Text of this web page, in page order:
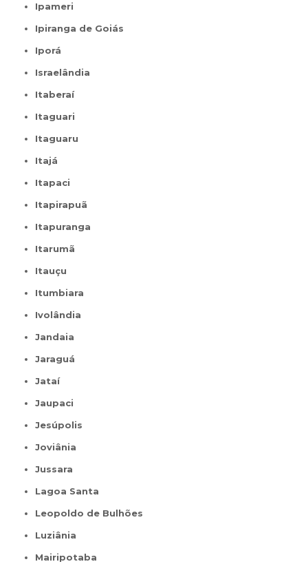
Ipameri
Ipiranga de Goiás
Iporá
Israelândia
Itaberaí
Itaguari
Itaguaru
Itajá
Itapaci
Itapirapuã
Itapuranga
Itarumã
Itauçu
Itumbiara
Ivolândia
Jandaia
Jaraguá
Jataí
Jaupaci
Jesúpolis
Joviânia
Jussara
Lagoa Santa
Leopoldo de Bulhões
Luziânia
Mairipotaba